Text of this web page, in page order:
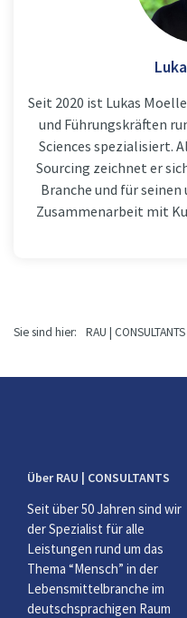
Seit 2020 ist Lukas
und Führungskräften
Sciences spezialisiert.
Sourcing zeichnet er
Branche und für
Zusammenarbeit mit
Sie sind hier: RAU | CONSULTANTS
Über RAU | CONSULTANTS
Seit über 50 Jahren sind wir
der Spezialist für alle
Leistungen rund um das
Thema “Mensch” in der
Lebensmittelbranche im
deutschsprachigen Raum